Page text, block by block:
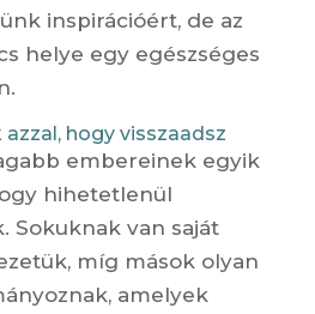
inspirációért, de az
helye egy egészséges
hogy visszaadsz
embereinek egyik
hihetetlenül
Sokuknak van saját
míg mások olyan
amelyek